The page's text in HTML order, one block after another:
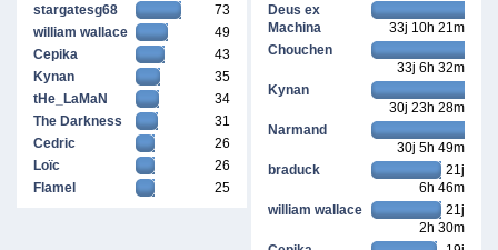
stargatesg68
73
william wallace
49
Cepika
43
Kynan
35
tHe_LaMaN
34
The Darkness
31
Cedric
26
Loïc
26
Flamel
25
Deus ex
Machina
33j 10h 21m
Chouchen
33j 6h 32m
Kynan
30j 23h 28m
Narmand
30j 5h 49m
braduck
21j
6h 46m
william wallace
21j
2h 30m